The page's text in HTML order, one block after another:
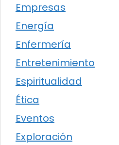
Empresas
Energía
Enfermería
Entretenimiento
Espiritualidad
Ética
Eventos
Exploración